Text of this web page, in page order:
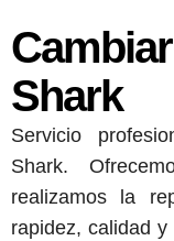
Shark
Servicio
Shark.
realizamos la
rapidez, calidad